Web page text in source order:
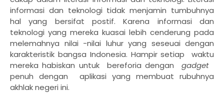
informasi dan teknologi tidak menjamin tumbuhnya
hal yang bersifat postif. Karena informasi dan
teknologi yang mereka kuasai lebih cenderung pada
melemahnya nilai -nilai luhur yang seseuai dengan
karakteristik bangsa Indonesia. Hampir setiap
waktu
mereka habiskan untuk
bereforia dengan
gadget
penuh dengan
aplikasi yang membuat rubuhnya
akhlak negeri ini.